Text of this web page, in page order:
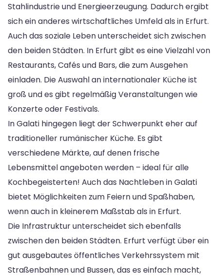
Stahlindustrie und Energieerzeugung. Dadurch ergibt
sich ein anderes wirtschaftliches Umfeld als in Erfurt.
Auch das soziale Leben unterscheidet sich zwischen
den beiden Städten. In Erfurt gibt es eine Vielzahl von
Restaurants, Cafés und Bars, die zum Ausgehen
einladen. Die Auswahl an internationaler Küche ist
groß und es gibt regelmäßig Veranstaltungen wie
Konzerte oder Festivals.
In Galati hingegen liegt der Schwerpunkt eher auf
traditioneller rumänischer Küche. Es gibt
verschiedene Märkte, auf denen frische
Lebensmittel angeboten werden – ideal für alle
Kochbegeisterten! Auch das Nachtleben in Galati
bietet Möglichkeiten zum Feiern und Spaßhaben,
wenn auch in kleinerem Maßstab als in Erfurt.
Die Infrastruktur unterscheidet sich ebenfalls
zwischen den beiden Städten. Erfurt verfügt über ein
gut ausgebautes öffentliches Verkehrssystem mit
Straßenbahnen und Bussen, das es einfach macht,